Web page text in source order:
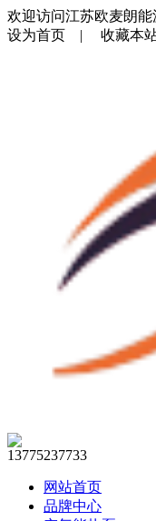
欢迎访问江苏欧麦朗能
设为首页 | 收藏本
13775237733
网站首页
品牌中心